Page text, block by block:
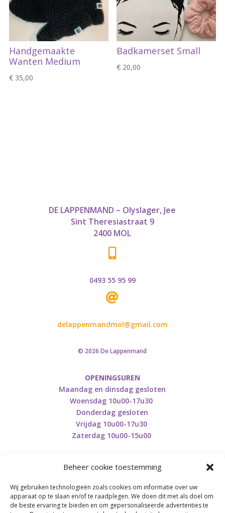
Beheer cookie toestemming
Wij gebruiken technologieën zoals cookies om informatie over uw
apparaat op te slaan en/of te raadplegen. We doen dit met als doel om
de beste ervaring te bieden en om gepersonaliseerde advertenties te
Handgemaakte
Wanten Medium
€35,00
Badkamerset Small
€ 20,00
DE LAPPENMAND – Olyslager, Jee
Sint Theresiastraat 9
2400 MOL

0493 55 95 99

delappenmandmol@gmail.com
© 2026 De Lappenmand
OPENINGSUREN
Maandag en dinsdag gesloten
Woensdag 10u00-17u30
Donderdag gesloten
Vrijdag 10u00-17u30
Zaterdag 10u00-15u00
Retourneren en herroepen